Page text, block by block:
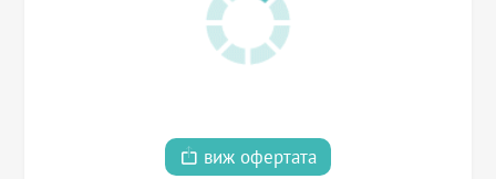
виж офертата